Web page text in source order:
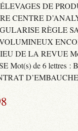
DE
CENTRE
RÈGLE
DE LA REVUE
Mot(s) de 6 lettres :